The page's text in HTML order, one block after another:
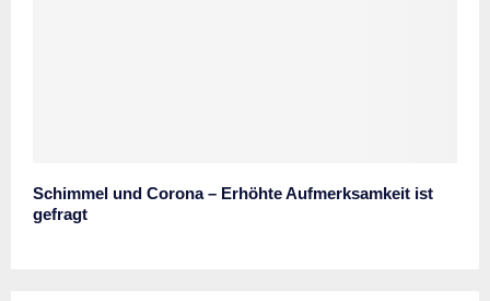
Schimmel und Corona – Erhöhte Aufmerksamkeit ist
gefragt